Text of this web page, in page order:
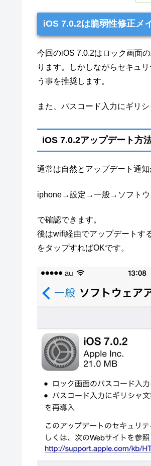
iOS 7.0.2は脆弱性修正メ
今回のiOS 7.0.2はロック画面
ります。しかしながらセキュ
う事を推奨します。
また、パスコード入力にギリ
iOS 7.0.2アップデート方
通常は自然とアップデート通
iphone→設定→一般→ソフトウ
で確認できます。
後はwifi経由でアップデートす
をタップすればOKです。